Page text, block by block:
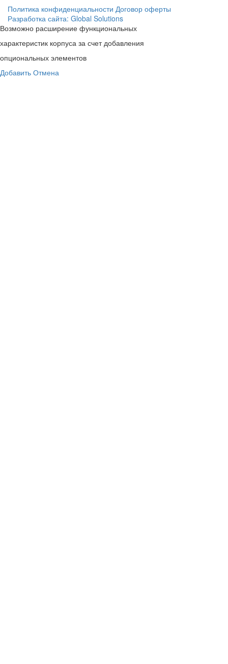
Политика конфиденциальности Договор оферты
Разработка сайта: Global Solutions
Возможно расширение функциональных
характеристик корпуса за счет добавления
опциональных элементов
Добавить Отмена